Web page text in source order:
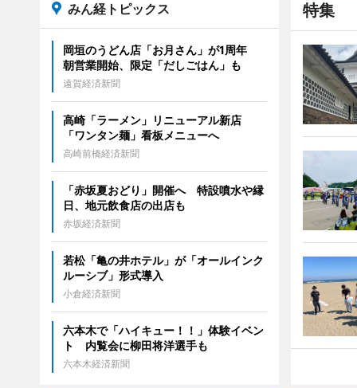
特集
みん経トピックス
岡垣のうどん店「お月さん」が1周年
朝営業開始、限定「だしごはん」も
遠賀経済新聞
高崎「ラーメン」リニューアル新店
「ワンタン麺」看板メニューへ
高崎前橋経済新聞
「赤坂夏おどり」開催へ 特設噴水や縁
日、地元飲食店の出店も
赤坂経済新聞
若松「亀の井ホテル」が「オールインク
ルーシブ」形式導入
小倉経済新聞
六本木で「ハイキュー！！」体験イベン
ト 内覧会に柳田将洋選手も
六本木経済新聞